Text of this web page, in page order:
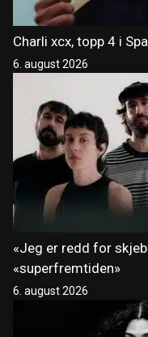
Charli xcx, topp 4 i
6. august 2026
«Jeg er redd for
«superfremtiden»
6. august 2026